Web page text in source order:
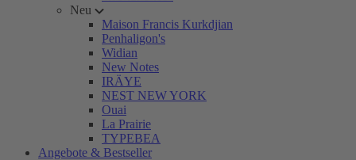
Neu
Maison Francis Kurkdjian
Penhaligon's
Widian
New Notes
IRÄYE
NEST NEW YORK
Ouai
La Prairie
TYPEBEA
Angebote & Bestseller